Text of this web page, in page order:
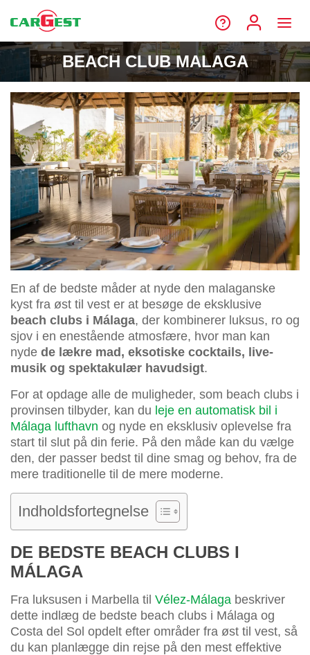
BEACH CLUB MALAGA
En af de bedste måder at nyde den malaganske
kyst fra øst til vest er at besøge de eksklusive
beach clubs i Málaga, der kombinerer luksus, ro og
sjov i en enestående atmosfære, hvor man kan
nyde de lækre mad, eksotiske cocktails, live-
musik og spektakulær havudsigt.
For at opdage alle de muligheder, som beach clubs i
provinsen tilbyder, kan du leje en automatisk bil i
Málaga lufthavn og nyde en eksklusiv oplevelse fra
start til slut på din ferie. På den måde kan du vælge
den, der passer bedst til dine smag og behov, fra de
mere traditionelle til de mere moderne.
Indholdsfortegnelse
DE BEDSTE BEACH CLUBS I
MÁLAGA
Fra luksusen i Marbella til Vélez-Málaga beskriver
dette indlæg de bedste beach clubs i Málaga og
Costa del Sol opdelt efter områder fra øst til vest, så
du kan planlægge din rejse på den mest effektive